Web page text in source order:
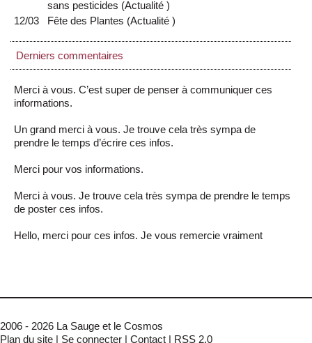
sans pesticides (Actualité)
12/03
Fête des Plantes (Actualité)
Derniers commentaires
Merci à vous. C’est super de penser à communiquer ces
informations.
Un grand merci à vous. Je trouve cela très sympa de
prendre le temps d’écrire ces infos.
Merci pour vos informations.
Merci à vous. Je trouve cela très sympa de prendre le temps
de poster ces infos.
Hello, merci pour ces infos. Je vous remercie vraiment
2006 - 2026 La Sauge et le Cosmos
Plan du site | Se connecter | Contact | RSS 2.0